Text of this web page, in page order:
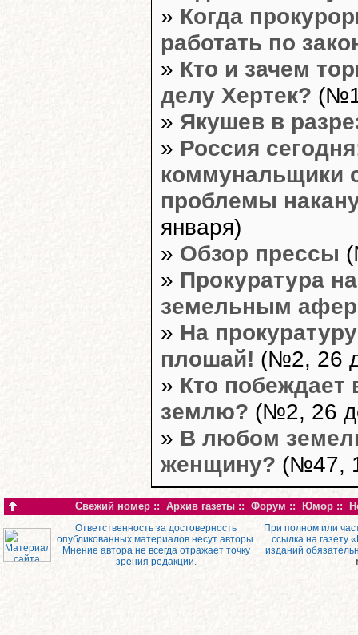
» Когда
работать по
» Кто и зачем
делу Хертек?
» Якушев в
» Россия
коммунальщики
проблемы
января)
» Обзор прессы
» Прокуратура
земельным
» На
плошай! (№2, 26
» Кто побеждает
землю? (№2, 26
» В любом
женщину? (№47,
Свежий номер :: Архив газеты :: Форум :: Юмор ::
Ответственность за достоверность
опубликованных материалов несут авторы.
Мнение автора не всегда отражает точку
зрения редакции.
При полном или
ссылка на газету
изданий